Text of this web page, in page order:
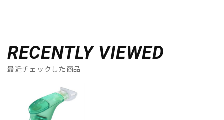
RECENTLY VIEWED
最近チェックした商品